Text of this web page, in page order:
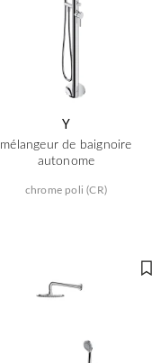
Y
mélangeur de baignoire
autonome
chrome poli (CR)